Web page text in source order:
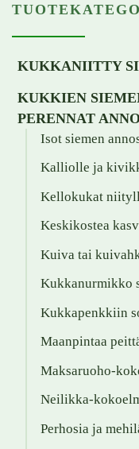
KUKKANIITTY
KUKKIEN
PERENNAT
Isot siemen
Kalliolle ja
Kellokukat
Keskikostea
Kuiva tai
Kukkanurmikko
Kukkapenkkiin
Maanpintaa
Maksaruoho-
Neilikka-
Perhosia ja